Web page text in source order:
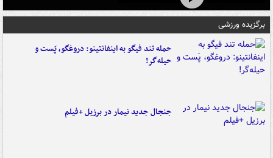
برگزیده ورزشی
حمله تند فیگو به اینفانتینو: دروغگو، پَست‌ و
حیله‌گر!
جنجال جدید نیمار در برزیل +فیلم